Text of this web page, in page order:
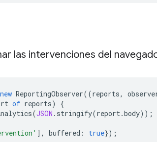
las intervenciones del
new ReportingObserver((reports,
of reports)
{
(JSON . stringify(report.body));
], buffered : true});